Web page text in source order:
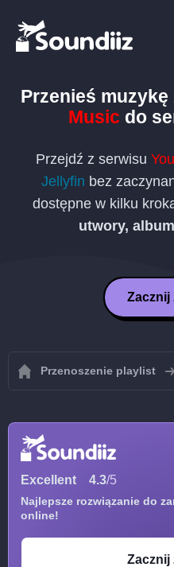
Przenieś
Music do
Przejdź z serwisu
Jellyfin bez
dostępne w kilku
utwory,
Zacznij
Przenoszenie playlist
Excellent 4.3/5
Najlepsze rozwiązanie do
online!
Zacznij